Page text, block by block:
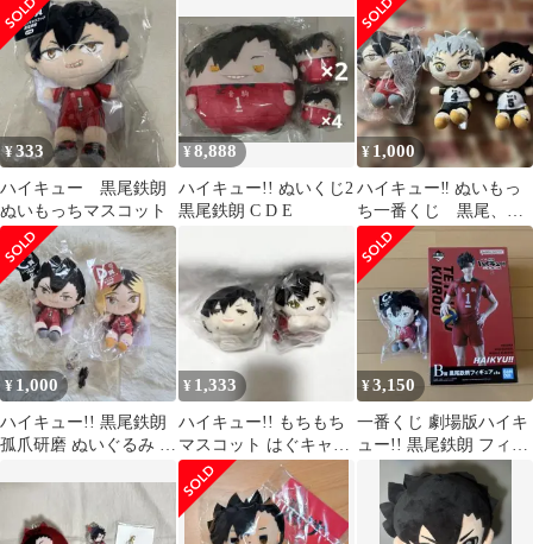
¥333
ハイキュー 黒尾鉄朗
ぬいもっちマスコット
¥8,888
ハイキュー!! ぬいくじ2
黒尾鉄朗 C D E
¥ 1,000
ハイキュー‼︎ ぬいもっ
ち一番くじ 黒尾、木
兎、赤葦ちびぬい
¥ 1,000
ハイキュー!! 黒尾鉄朗
孤爪研磨 ぬいぐるみ め
¥ 1,333
ハイキュー!! もちもち
マスコット はぐキャラ
コレクション 黒尾
¥3,150
一番くじ 劇場版ハイキ
ュー!! 黒尾鉄朗 フィギ
ュア＆マスコット